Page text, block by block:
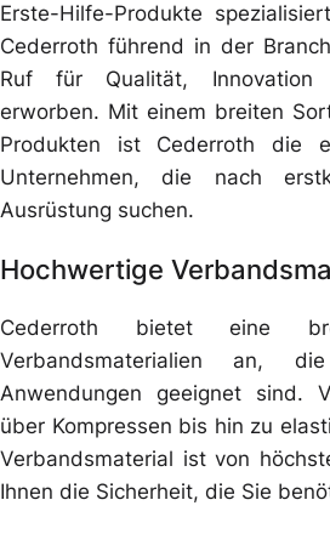
Erste-Hilfe-Produkte
Cederroth führend in der
Ruf für Qualität, Innovation
erworben. Mit einem breiten
Produkten ist Cederroth die
Unternehmen, die nach
Ausrüstung suchen.
Hochwertige
Cederroth bietet eine
Verbandsmaterialien an,
Anwendungen geeignet sind.
über Kompressen bis hin zu
Verbandsmaterial ist von
Ihnen die Sicherheit, die Sie